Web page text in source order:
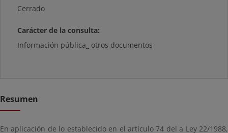
Cerrado
Carácter de la consulta:
Información pública_ otros documentos
Resumen
En aplicación de lo establecido en el artículo 74 del a Ley 22/1988,